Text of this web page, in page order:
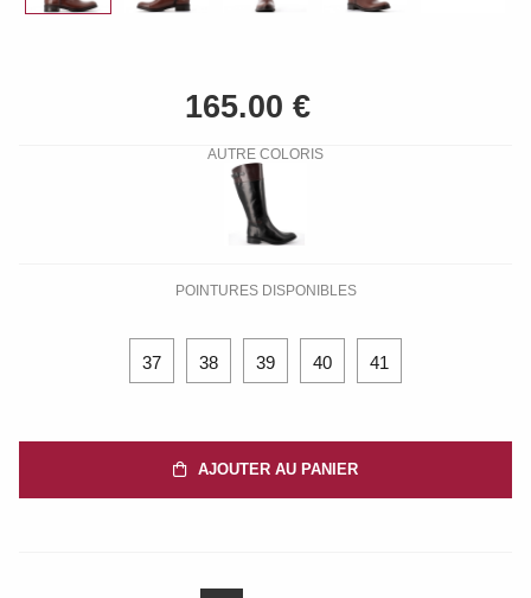
AUTRE COLORIS
POINTURES DISPONIBLES
37 38 39 40 41
AJOUTER AU PANIER